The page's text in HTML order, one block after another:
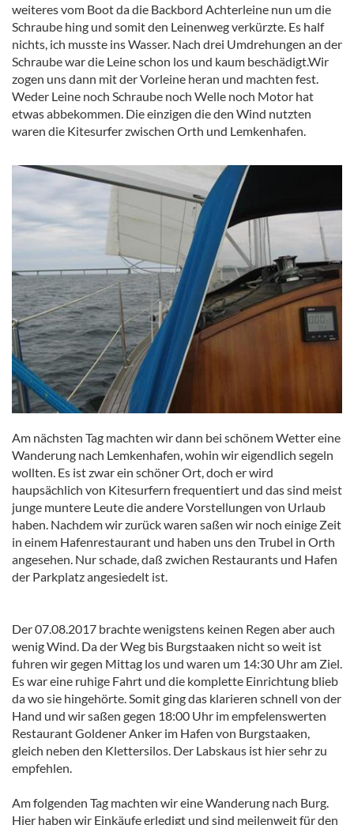
weiteres vom Boot da die Backbord Achterleine nun um die
Schraube hing und somit den Leinenweg verkürzte. Es half
nichts, ich musste ins Wasser. Nach drei Umdrehungen an der
Schraube war die Leine schon los und kaum beschädigt.Wir
zogen uns dann mit der Vorleine heran und machten fest.
Weder Leine noch Schraube noch Welle noch Motor hat
etwas abbekommen. Die einzigen die den Wind nutzten
waren die Kitesurfer zwischen Orth und Lemkenhafen.
Am nächsten Tag machten wir dann bei schönem Wetter eine
Wanderung nach Lemkenhafen, wohin wir eigendlich segeln
wollten. Es ist zwar ein schöner Ort, doch er wird
haupsächlich von Kitesurfern frequentiert und das sind meist
junge muntere Leute die andere Vorstellungen von Urlaub
haben. Nachdem wir zurück waren saßen wir noch einige Zeit
in einem Hafenrestaurant und haben uns den Trubel in Orth
angesehen. Nur schade, daß zwichen Restaurants und Hafen
der Parkplatz angesiedelt ist.
Der 07.08.2017 brachte wenigstens keinen Regen aber auch
wenig Wind. Da der Weg bis Burgstaaken nicht so weit ist
fuhren wir gegen Mittag los und waren um 14:30 Uhr am Ziel.
Es war eine ruhige Fahrt und die komplette Einrichtung blieb
da wo sie hingehörte. Somit ging das klarieren schnell von der
Hand und wir saßen gegen 18:00 Uhr im empfelenswerten
Restaurant Goldener Anker im Hafen von Burgstaaken,
gleich neben den Klettersilos. Der Labskaus ist hier sehr zu
empfehlen.
Am folgenden Tag machten wir eine Wanderung nach Burg.
Hier haben wir Einkäufe erledigt und sind meilenweit für den